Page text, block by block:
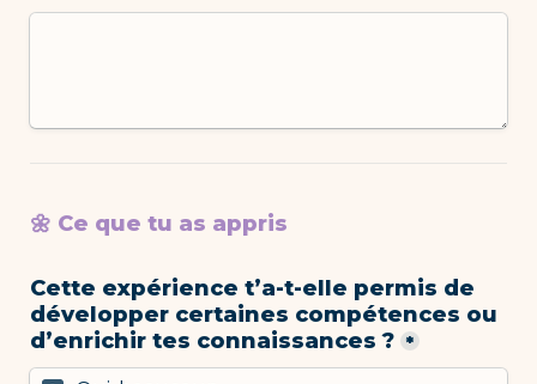
🌼 Ce que tu as appris
Cette expérience t’a-t-elle permis de
développer certaines compétences ou
d’enrichir tes connaissances ? *